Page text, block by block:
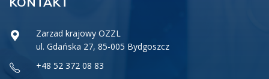
Zarzad krajowy OZZL
ul. Gdańska 27, 85-005 Bydgoszcz
+48 52 372 08 83